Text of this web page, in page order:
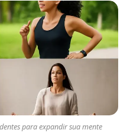
para expandir sua mente